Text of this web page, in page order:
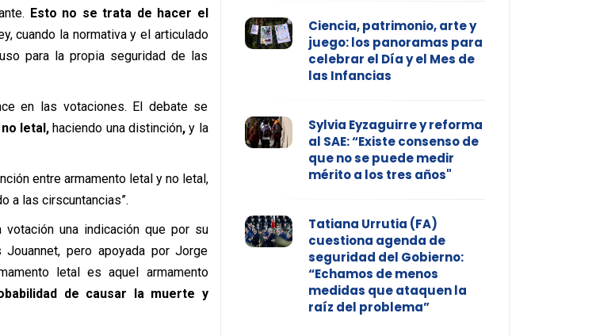
Esto no se trata de hacer el
cuando la normativa y el articulado
para la propia seguridad de las
en las votaciones. El debate se
no letal,haciendo una distinción,y la
entre armamento letal y no letal,
a las cirscuntancias”.
una indicación que por su
pero apoyada por Jorge
letal es aquel armamento
de causar la muerte y
Ciencia, patrimonio, arte y
juego: los panoramas para
celebrar el Día y el Mes de
las Infancias
Sylvia Eyzaguirre y reforma
al SAE: “Existe consenso de
que no se puede medir
mérito a los tres años"
Tatiana Urrutia (FA)
cuestiona agenda de
seguridad del Gobierno:
“Echamos de menos
medidas que ataquen la
raíz del problema”